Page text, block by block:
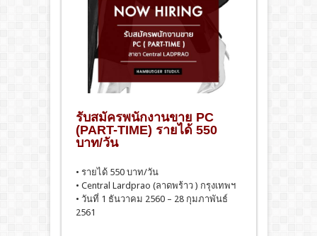
รับสมัครพนักงานขาย PC
(PART-TIME) รายได้ 550
บาท/วัน
• รายได้ 550 บาท/วัน
• Central Lardprao (ลาดพร้าว ) กรุงเทพฯ
• วันที่ 1 ธันวาคม 2560 – 28 กุมภาพันธ์
2561